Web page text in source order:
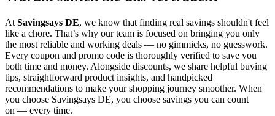
At Savingsays DE, we know that finding real savings shouldn't feel
like a chore. That’s why our team is focused on bringing you only
the most reliable and working deals — no gimmicks, no guesswork.
Every coupon and promo code is thoroughly verified to save you
both time and money. Alongside discounts, we share helpful buying
tips, straightforward product insights, and handpicked
recommendations to make your shopping journey smoother. When
you choose Savingsays DE, you choose savings you can count
on — every time.